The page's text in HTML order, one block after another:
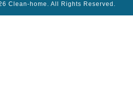
Clean-home. All Rights Reserved.